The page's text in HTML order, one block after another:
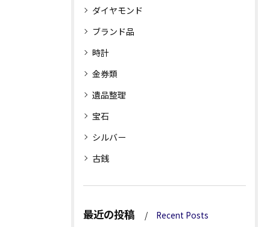
ダイヤモンド
ブランド品
時計
金券類
遺品整理
宝石
シルバー
古銭
最近の投稿 Recent Posts